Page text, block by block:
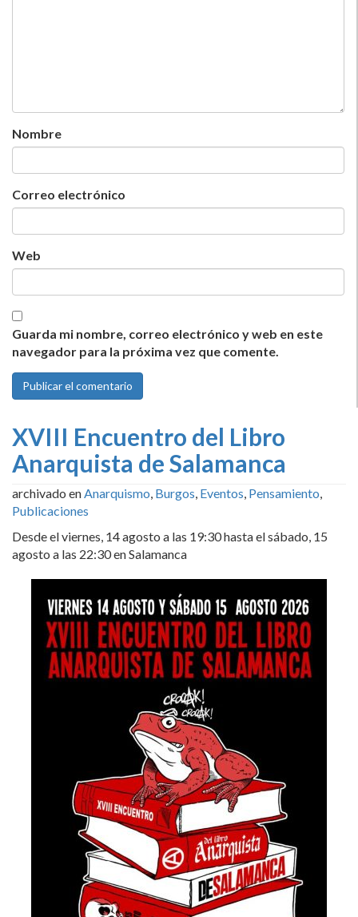
Nombre
Correo electrónico
Web
Guarda mi nombre, correo electrónico y web en este
navegador para la próxima vez que comente.
XVIII Encuentro del Libro
Anarquista de Salamanca
archivado enAnarquismo, Burgos, Eventos, Pensamiento,
Publicaciones
Desde el viernes, 14 agosto a las 19:30 hasta el sábado, 15
agosto a las 22:30 en Salamanca